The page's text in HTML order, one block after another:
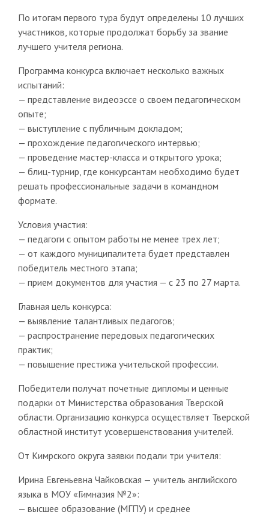
По итогам первого тура будут определены 10 лучших
участников, которые продолжат борьбу за звание
лучшего учителя региона.
Программа конкурса включает несколько важных
испытаний:
— представление видеоэссе о своем педагогическом
опыте;
— выступление с публичным докладом;
— прохождение педагогического интервью;
— проведение мастер-класса и открытого урока;
— блиц-турнир, где конкурсантам необходимо будет
решать профессиональные задачи в командном
формате.
Условия участия:
— педагоги с опытом работы не менее трех лет;
— от каждого муниципалитета будет представлен
победитель местного этапа;
— прием документов для участия — с 23 по 27 марта.
Главная цель конкурса:
— выявление талантливых педагогов;
— распространение передовых педагогических
практик;
— повышение престижа учительской профессии.
Победители получат почетные дипломы и ценные
подарки от Министерства образования Тверской
области. Организацию конкурса осуществляет Тверской
областной институт усовершенствования учителей.
От Кимрского округа заявки подали три учителя:
Ирина Евгеньевна Чайковская — учитель английского
языка в МОУ «Гимназия №2»:
— высшее образование (МГПУ) и среднее